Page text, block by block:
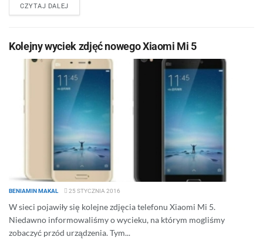
CZYTAJ DALEJDETAILS
Kolejny wyciek zdjęć nowego Xiaomi Mi 5
BENIAMIN MAKAL 25 STYCZNIA 2016
W sieci pojawiły się kolejne zdjęcia telefonu Xiaomi Mi 5.
Niedawno informowaliśmy o wycieku, na którym mogliśmy
zobaczyć przód urządzenia. Tym...